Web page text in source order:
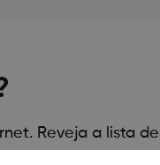
Reveja a lista